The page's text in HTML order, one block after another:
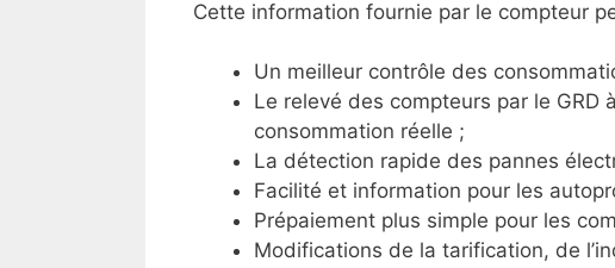
Cette information fournie par le compteur
Un meilleur contrôle des
Le relevé des compteurs par le
consommation réelle ;
La détection rapide des pannes
Facilité et information pour les
Prépaiement plus simple pour les
Modifications de la tarification, de